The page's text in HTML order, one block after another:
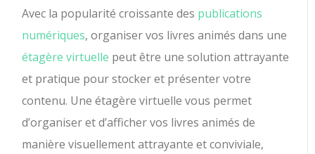
Avec la popularité croissante des publications
numériques, organiser vos livres animés dans une
étagère virtuelle peut être une solution attrayante
et pratique pour stocker et présenter votre
contenu. Une étagère virtuelle vous permet
d’organiser et d’afficher vos livres animés de
manière visuellement attrayante et conviviale,